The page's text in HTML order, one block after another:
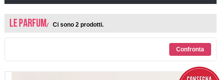
SOLARI
UOMO
LE PARFUM Ci sono 2 prodotti.